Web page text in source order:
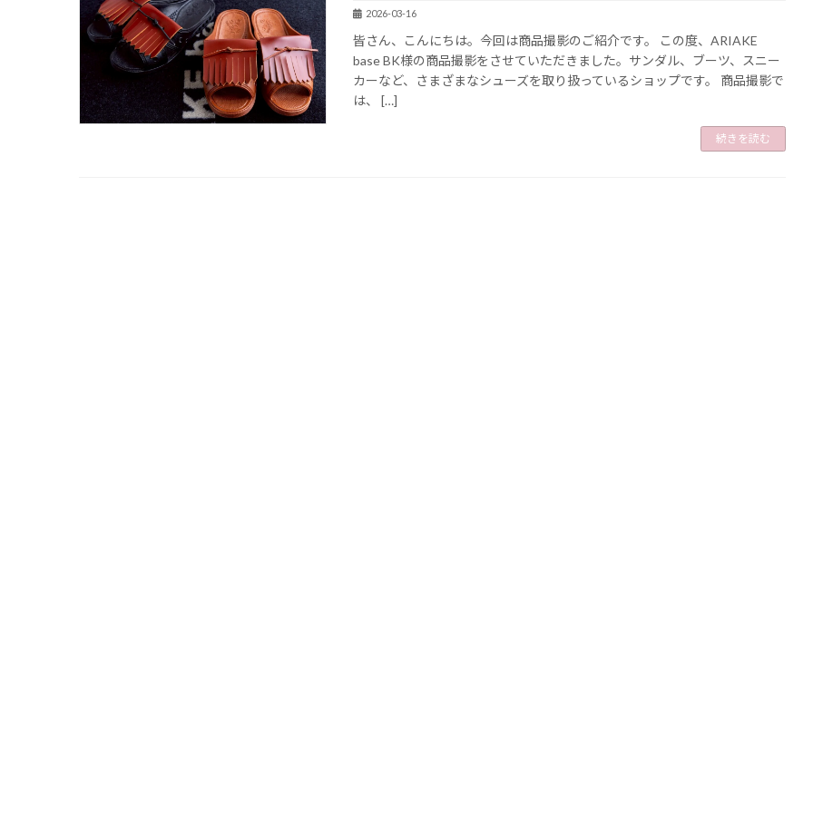
2026-03-16
皆さん、こんにちは。今回は商品撮影のご紹介です。 この度、ARIAKE
base BK様の商品撮影をさせていただきました。サンダル、ブーツ、スニー
カーなど、さまざまなシューズを取り扱っているショップです。 商品撮影で
は、 […]
続きを読む